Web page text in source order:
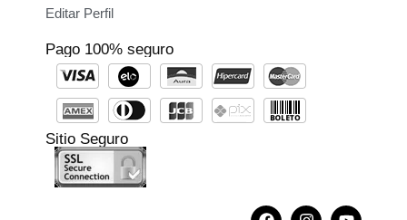
Editar Perfil
Pago 100% seguro
Sitio Seguro